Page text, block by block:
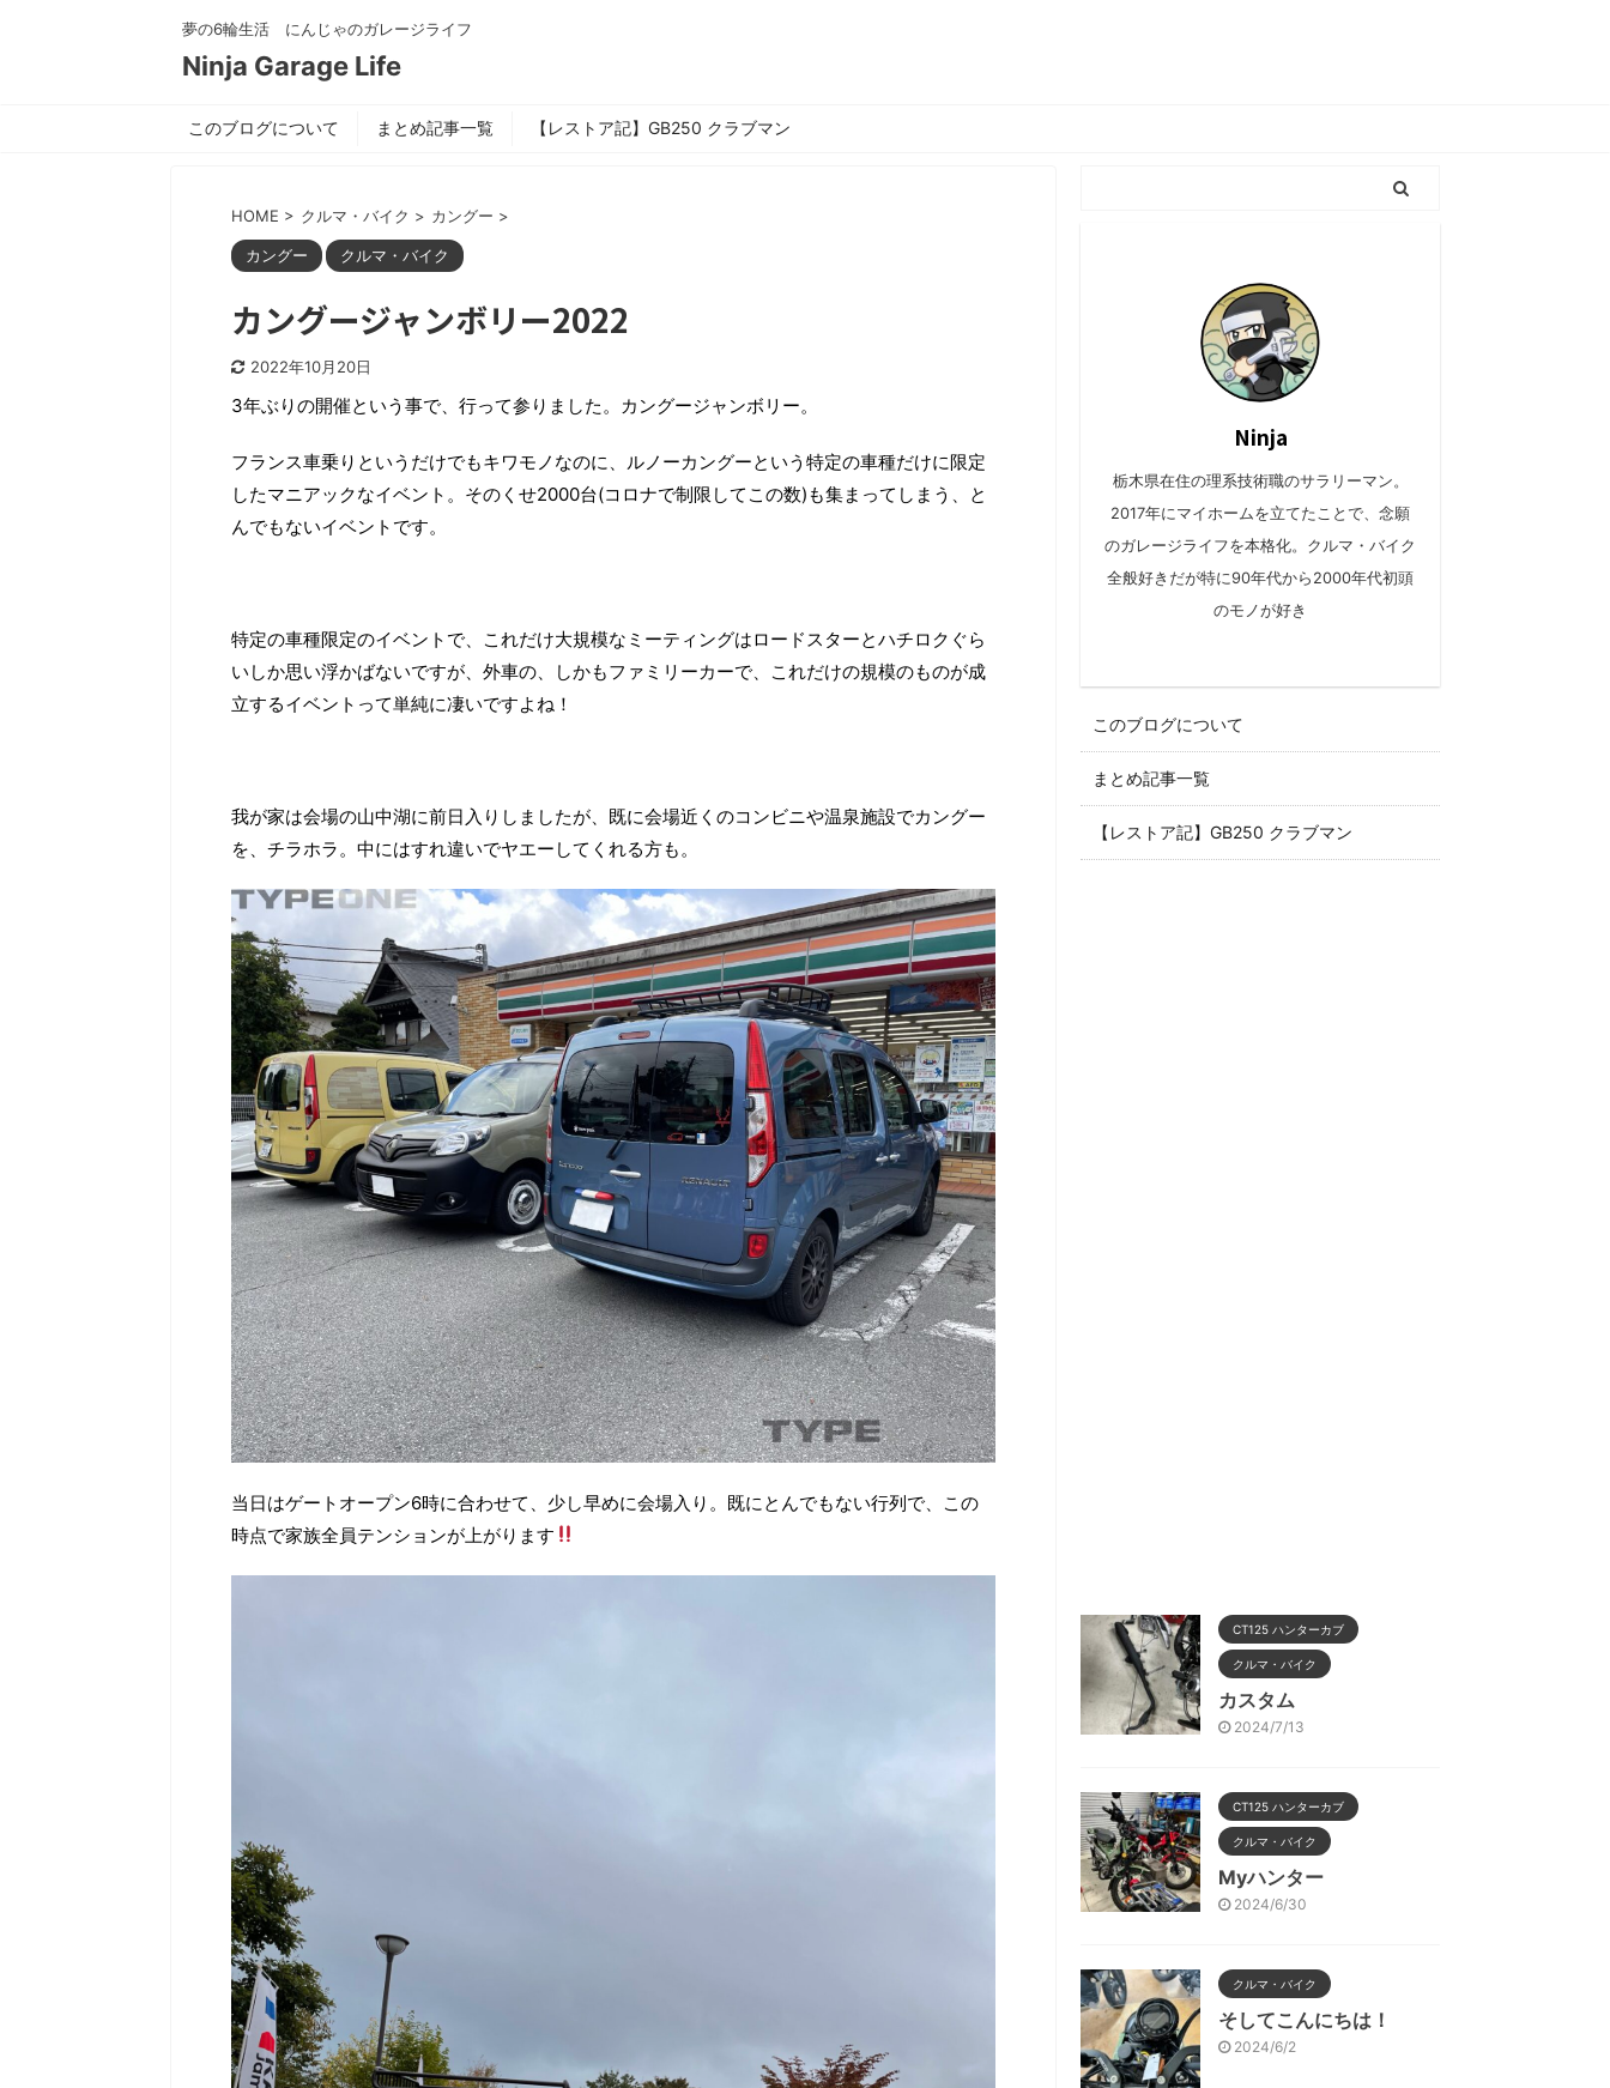
夢の6輪生活 にんじゃのガレージライフ
Ninja Garage Life
このブログについて まとめ記事一覧 【レストア記】GB250 クラブマン
HOME > クルマ・バイク > カングー >
カングー クルマ・バイク
カングージャンボリー2022
2022年10月20日
3年ぶりの開催という事で、行って参りました。カングージャンボリー。
フランス車乗りというだけでもキワモノなのに、ルノーカングーという特定の車種だけに限定
したマニアックなイベント。そのくせ2000台(コロナで制限してこの数)も集まってしまう、と
んでもないイベントです。
特定の車種限定のイベントで、これだけ大規模なミーティングはロードスターとハチロクぐら
いしか思い浮かばないですが、外車の、しかもファミリーカーで、これだけの規模のものが成
立するイベントって単純に凄いですよね！
我が家は会場の山中湖に前日入りしましたが、既に会場近くのコンビニや温泉施設でカングー
を、チラホラ。中にはすれ違いでヤエーしてくれる方も。
当日はゲートオープン6時に合わせて、少し早めに会場入り。既にとんでもない行列で、この
時点で家族全員テンションが上がります
Ninja
栃木県在住の理系技術職のサラリーマン。
2017年にマイホームを立てたことで、念願
のガレージライフを本格化。クルマ・バイク
全般好きだが特に90年代から2000年代初頭
のモノが好き
このブログについて
まとめ記事一覧
【レストア記】GB250 クラブマン
CT125 ハンターカブ
クルマ・バイク
カスタム
2024/7/13
CT125 ハンターカブ
クルマ・バイク
Myハンター
2024/6/30
クルマ・バイク
そしてこんにちは！
2024/6/2